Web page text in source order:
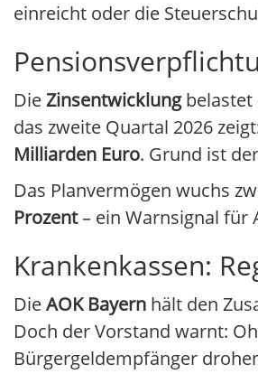
einreicht oder die
DieZinsentwicklungbelastet
das zweite Quartal 2026
Milliarden Euro. Grund ist
Das Planvermögen wuchs
Prozent– ein Warnsignal für
Krankenkassen:
DieAOK Bayern hält den
Doch der Vorstand warnt:
Bürgergeldempfänger